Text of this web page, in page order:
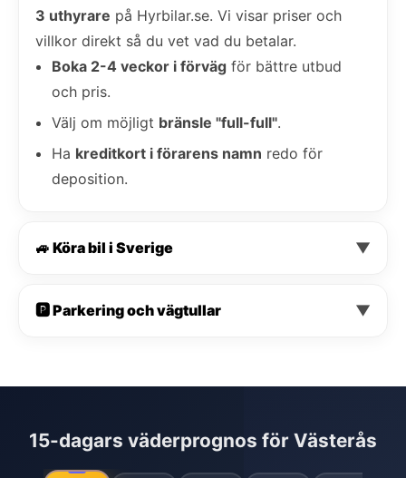
3 uthyrare på Hyrbilar.se. Vi visar priser och
villkor direkt så du vet vad du betalar.
Boka 2-4 veckor i förväg för bättre utbud
och pris.
Välj om möjligt bränsle "full-full".
Ha kreditkort i förarens namn redo för
deposition.
🚙 Köra bil i Sverige ▼
🅿️ Parkering och vägtullar ▼
15-dagars väderprognos för Västerås